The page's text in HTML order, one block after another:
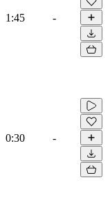
1:45 -
0:30 -